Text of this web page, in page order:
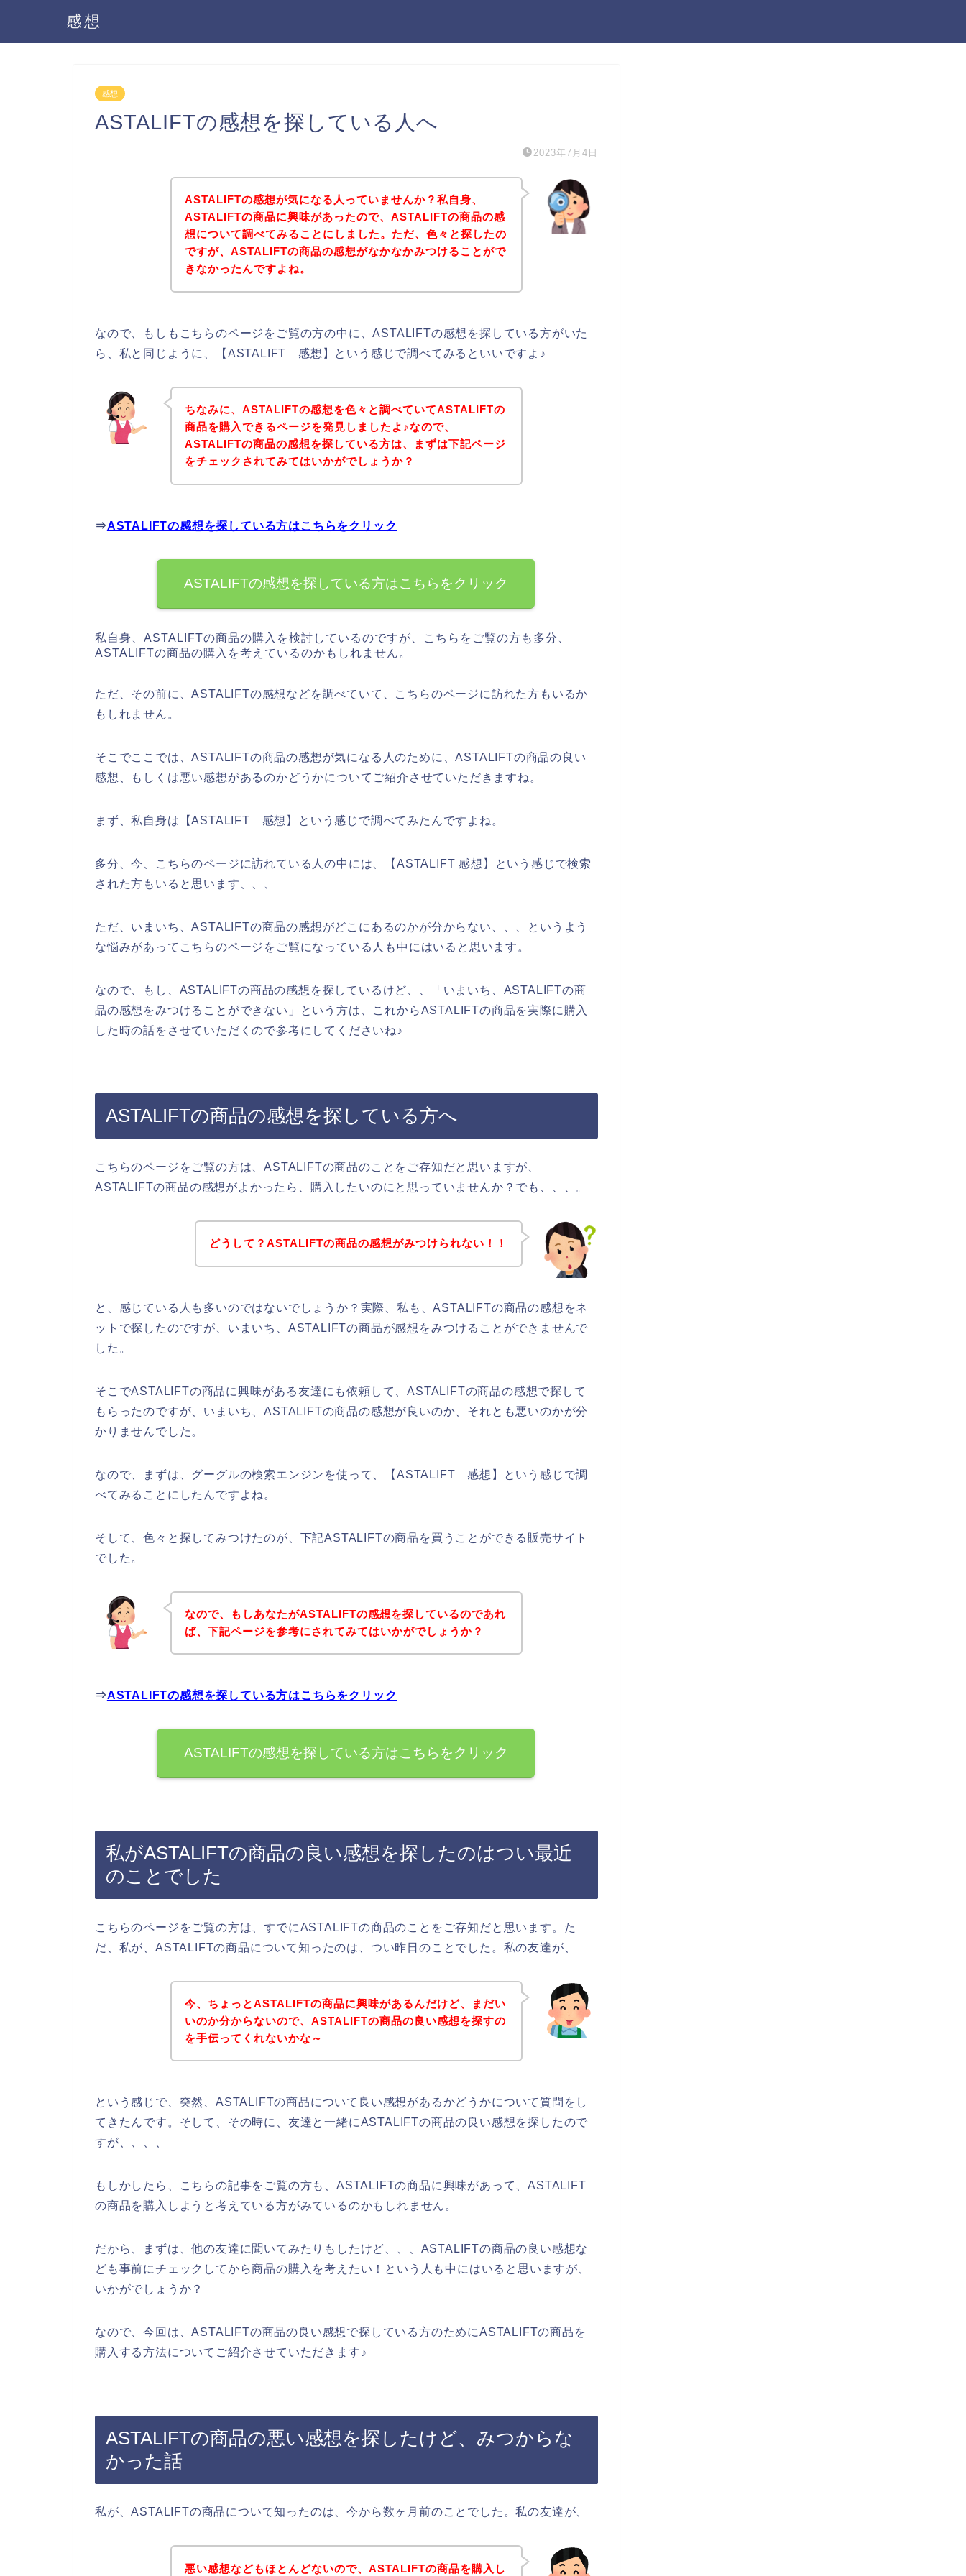
感想
感想
ASTALIFTの感想を探している人へ
2023年7月4日
ASTALIFTの感想が気になる人っていませんか？私自身、
ASTALIFTの商品に興味があったので、ASTALIFTの商品の感
想について調べてみることにしました。ただ、色々と探したの
ですが、ASTALIFTの商品の感想がなかなかみつけることがで
きなかったんですよね。
なので、もしもこちらのページをご覧の方の中に、ASTALIFTの感想を探している方がいた
ら、私と同じように、【ASTALIFT 感想】という感じで調べてみるといいですよ♪
ちなみに、ASTALIFTの感想を色々と調べていてASTALIFTの
商品を購入できるページを発見しましたよ♪なので、
ASTALIFTの商品の感想を探している方は、まずは下記ページ
をチェックされてみてはいかがでしょうか？
⇒ASTALIFTの感想を探している方はこちらをクリック
ASTALIFTの感想を探している方はこちらをクリック
私自身、ASTALIFTの商品の購入を検討しているのですが、こちらをご覧の方も多分、
ASTALIFTの商品の購入を考えているのかもしれません。
ただ、その前に、ASTALIFTの感想などを調べていて、こちらのページに訪れた方もいるか
もしれません。
そこでここでは、ASTALIFTの商品の感想が気になる人のために、ASTALIFTの商品の良い
感想、もしくは悪い感想があるのかどうかについてご紹介させていただきますね。
まず、私自身は【ASTALIFT 感想】という感じで調べてみたんですよね。
多分、今、こちらのページに訪れている人の中には、【ASTALIFT 感想】という感じで検索
された方もいると思います、、、
ただ、いまいち、ASTALIFTの商品の感想がどこにあるのかが分からない、、、というよう
な悩みがあってこちらのページをご覧になっている人も中にはいると思います。
なので、もし、ASTALIFTの商品の感想を探しているけど、、「いまいち、ASTALIFTの商
品の感想をみつけることができない」という方は、これからASTALIFTの商品を実際に購入
した時の話をさせていただくので参考にしてくださいね♪
ASTALIFTの商品の感想を探している方へ
こちらのページをご覧の方は、ASTALIFTの商品のことをご存知だと思いますが、
ASTALIFTの商品の感想がよかったら、購入したいのにと思っていませんか？でも、、、。
どうして？ASTALIFTの商品の感想がみつけられない！！
と、感じている人も多いのではないでしょうか？実際、私も、ASTALIFTの商品の感想をネ
ットで探したのですが、いまいち、ASTALIFTの商品が感想をみつけることができませんで
した。
そこでASTALIFTの商品に興味がある友達にも依頼して、ASTALIFTの商品の感想で探して
もらったのですが、いまいち、ASTALIFTの商品の感想が良いのか、それとも悪いのかが分
かりませんでした。
なので、まずは、グーグルの検索エンジンを使って、【ASTALIFT 感想】という感じで調
べてみることにしたんですよね。
そして、色々と探してみつけたのが、下記ASTALIFTの商品を買うことができる販売サイト
でした。
なので、もしあなたがASTALIFTの感想を探しているのであれ
ば、下記ページを参考にされてみてはいかがでしょうか？
⇒ASTALIFTの感想を探している方はこちらをクリック
ASTALIFTの感想を探している方はこちらをクリック
私がASTALIFTの商品の良い感想を探したのはつい最近
のことでした
こちらのページをご覧の方は、すでにASTALIFTの商品のことをご存知だと思います。た
だ、私が、ASTALIFTの商品について知ったのは、つい昨日のことでした。私の友達が、
今、ちょっとASTALIFTの商品に興味があるんだけど、まだい
いのか分からないので、ASTALIFTの商品の良い感想を探すの
を手伝ってくれないかな～
という感じで、突然、ASTALIFTの商品について良い感想があるかどうかについて質問をし
てきたんです。そして、その時に、友達と一緒にASTALIFTの商品の良い感想を探したので
すが、、、、
もしかしたら、こちらの記事をご覧の方も、ASTALIFTの商品に興味があって、ASTALIFT
の商品を購入しようと考えている方がみているのかもしれません。
だから、まずは、他の友達に聞いてみたりもしたけど、、、ASTALIFTの商品の良い感想な
ども事前にチェックしてから商品の購入を考えたい！という人も中にはいると思いますが、
いかがでしょうか？
なので、今回は、ASTALIFTの商品の良い感想で探している方のためにASTALIFTの商品を
購入する方法についてご紹介させていただきます♪
ASTALIFTの商品の悪い感想を探したけど、みつからな
かった話
私が、ASTALIFTの商品について知ったのは、今から数ヶ月前のことでした。私の友達が、
悪い感想などもほとんどないので、ASTALIFTの商品を購入し